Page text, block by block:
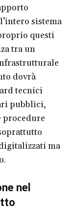
sistema
questi
tra un
dovrà
tecnici
pubblici,
ma
nel